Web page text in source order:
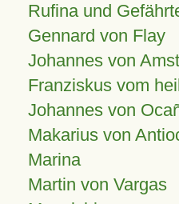
Rufina und
Gennard von Flay
Johannes von
Franziskus vom
Johannes von
Makarius von
Marina
Martin von Vargas